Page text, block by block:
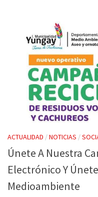
ACTUALIDAD /NOTICIAS /
Únete A Nuestra
Electrónico Y
Medioambiente